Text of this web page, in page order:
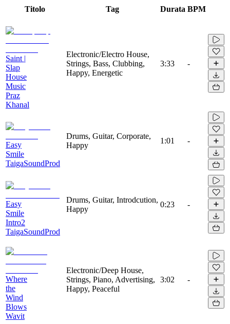
Titolo Tag Durata BPM
Saint |
Slap
House
Music
Praz
Khanal
Electronic/Electro House,
Strings, Bass, Clubbing,
Happy, Energetic
3:33 -
Easy
Smile
TaigaSoundProd
Drums, Guitar, Corporate,
Happy
1:01 -
Easy
Smile
Intro2
TaigaSoundProd
Drums, Guitar, Introdcution,
Happy
0:23 -
Where
the
Wind
Blows
Wavit
Electronic/Deep House,
Strings, Piano, Advertising,
Happy, Peaceful
3:02 -